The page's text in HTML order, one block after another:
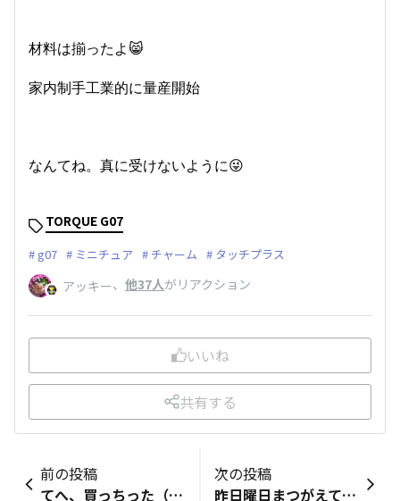
材料は揃ったよ😸
家内制手工業的に量産開始
なんてね。真に受けないように😜
TORQUE G07
g07 ミニチュア チャーム タッチプラス
アッキー、 他37人がリアクション
いいね
共有する
前の投稿
てへ、買っちった（爆笑
次の投稿
昨日曜日まつがえてた～(笑)